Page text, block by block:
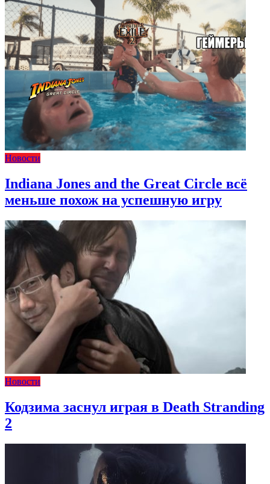
Новости
Indiana Jones and the Great Circle всё
меньше похож на успешную игру
Новости
Кодзима заснул играя в Death Stranding
2